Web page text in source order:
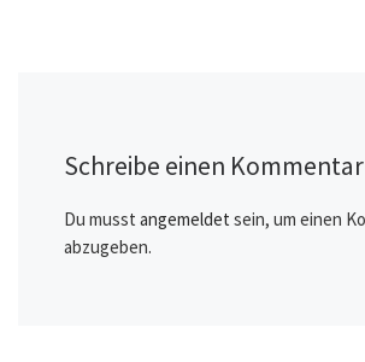
Schreibe einen Kommentar
Du musst angemeldet sein, um einen
abzugeben.